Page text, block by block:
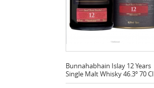
Bunnahabhain Islay 12 Years
Single Malt Whisky 46.3º 70 Cl